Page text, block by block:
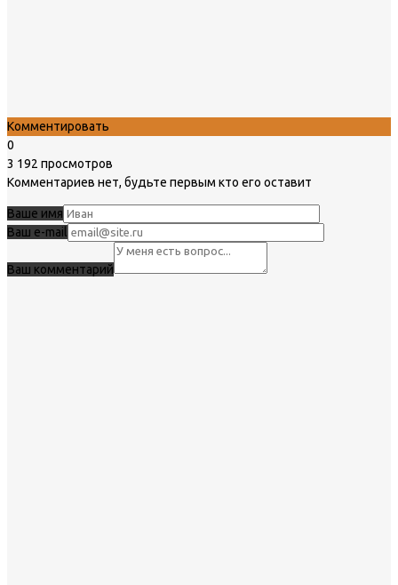
Комментировать
0
3 192 просмотров
Комментариев нет, будьте первым кто его оставит
Ваше имя
Ваш e-mail
Ваш комментарий